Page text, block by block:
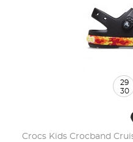
Crocs Kids Crocband
29
30